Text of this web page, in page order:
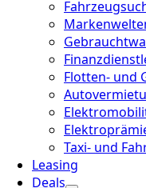
Flotten- und
Taxi- und
Leasing
Deals